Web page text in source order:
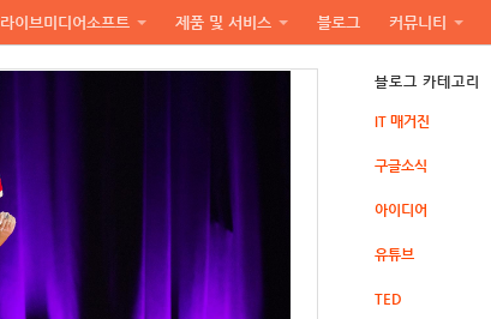
라이브미디어소프트 제품 및 서비스 블로그 커뮤니티
블로그 카테고리
IT 매거진
구글소식
아이디어
유튜브
TED